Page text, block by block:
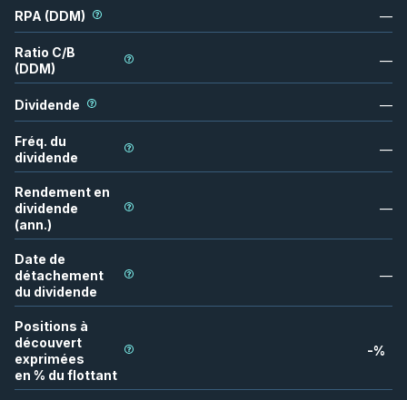
RPA (DDM) —
Ratio C/B
(DDM)
—
Dividende —
Fréq. du
dividende
—
Rendement en
dividende
(ann.)
—
Date de
détachement
du dividende
—
Positions à
découvert
exprimées
en % du flottant
-%